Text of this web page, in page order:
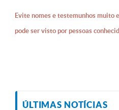
Evite nomes e testemunhos muito
pode ser visto por pessoas
ÚLTIMAS NOTÍCIAS